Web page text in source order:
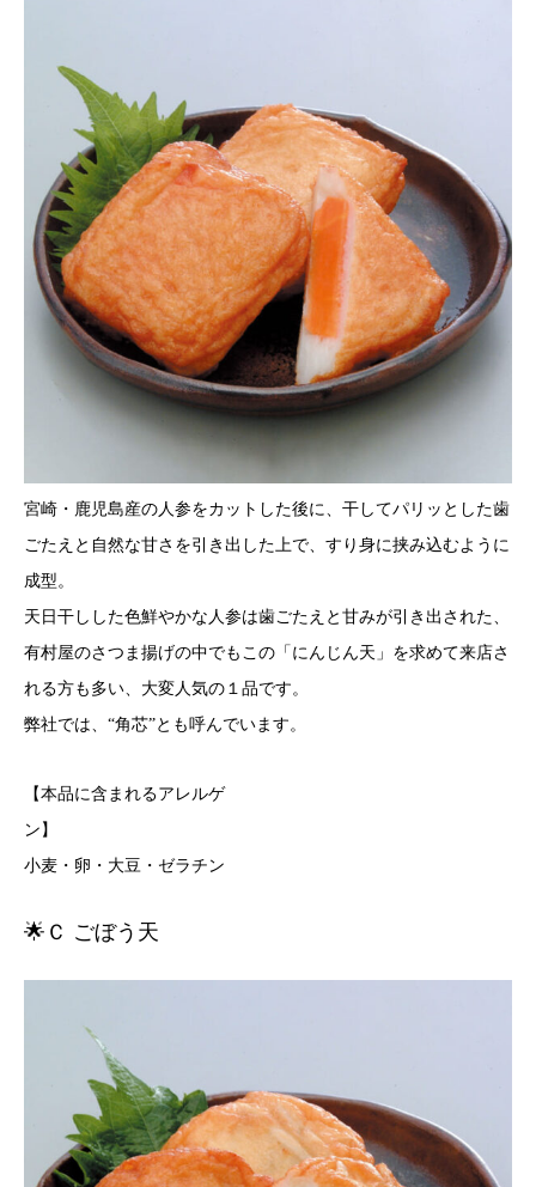
宮崎・鹿児島産の人参をカットした後に、干してパリッとした歯
ごたえと自然な甘さを引き出した上で、すり身に挟み込むように
成型。
天日干しした色鮮やかな人参は歯ごたえと甘みが引き出された、
有村屋のさつま揚げの中でもこの「にんじん天」を求めて来店さ
れる方も多い、大変人気の１品です。
弊社では、“角芯”とも呼んでいます。
【本品に含まれるアレルゲ
ン
小麦・卵・大豆・ゼラチン
🌟Ｃ ごぼう天